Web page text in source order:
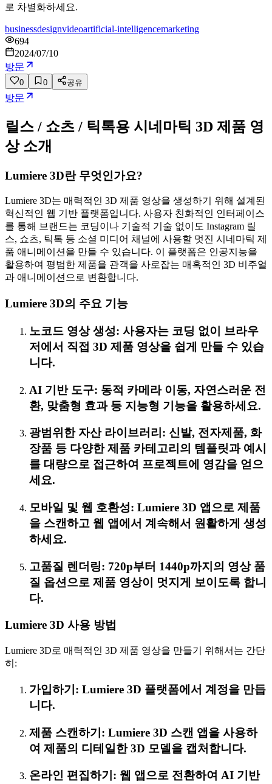
로 차별화하세요.
businessdesignvideoartificial-intelligencemarketing
694
2024/07/10
방문
0 0 공유
방문
릴스 / 쇼츠 / 틱톡용 시네마틱 3D 제품 영
상 소개
Lumiere 3D란 무엇인가요?
Lumiere 3D는 매력적인 3D 제품 영상을 생성하기 위해 설계된
혁신적인 웹 기반 플랫폼입니다. 사용자 친화적인 인터페이스
를 통해 브랜드는 코딩이나 기술적 기술 없이도 Instagram 릴
스, 쇼츠, 틱톡 등 소셜 미디어 채널에 사용할 멋진 시네마틱 제
품 애니메이션을 만들 수 있습니다. 이 플랫폼은 인공지능을
활용하여 평범한 제품을 관객을 사로잡는 매혹적인 3D 비주얼
과 애니메이션으로 변환합니다.
Lumiere 3D의 주요 기능
노코드 영상 생성: 사용자는 코딩 없이 브라우
저에서 직접 3D 제품 영상을 쉽게 만들 수 있습
니다.
AI 기반 도구: 동적 카메라 이동, 자연스러운 전
환, 맞춤형 효과 등 지능형 기능을 활용하세요.
광범위한 자산 라이브러리: 신발, 전자제품, 화
장품 등 다양한 제품 카테고리의 템플릿과 예시
를 대량으로 접근하여 프로젝트에 영감을 얻으
세요.
모바일 및 웹 호환성: Lumiere 3D 앱으로 제품
을 스캔하고 웹 앱에서 계속해서 원활하게 생성
하세요.
고품질 렌더링: 720p부터 1440p까지의 영상 품
질 옵션으로 제품 영상이 멋지게 보이도록 합니
다.
Lumiere 3D 사용 방법
Lumiere 3D로 매력적인 3D 제품 영상을 만들기 위해서는 간단
히:
가입하기: Lumiere 3D 플랫폼에서 계정을 만듭
니다.
제품 스캔하기: Lumiere 3D 스캔 앱을 사용하
여 제품의 디테일한 3D 모델을 캡처합니다.
온라인 편집하기: 웹 앱으로 전환하여 AI 기반